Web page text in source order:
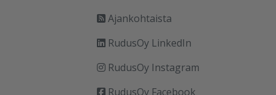
Ajankohtaista
RudusOy LinkedIn
RudusOy Instagram
RudusOy Facebook